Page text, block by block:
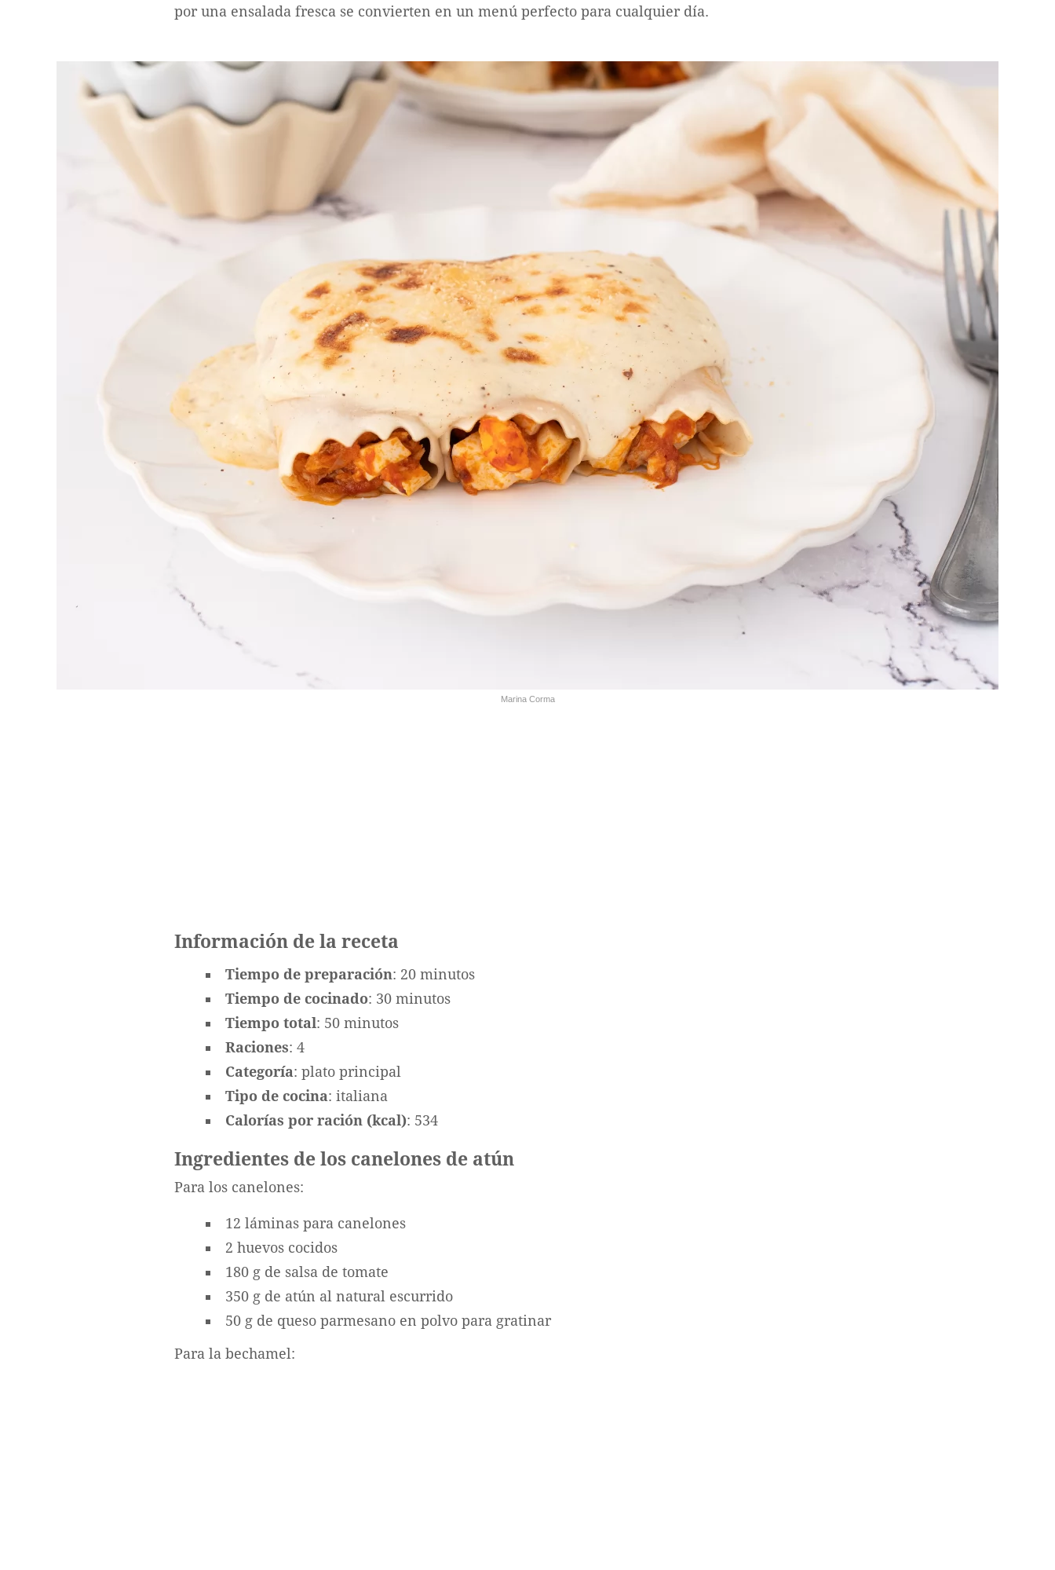
por una ensalada fresca se convierten en un menú perfecto para cualquier día.
Marina Corma
Información de la receta
Tiempo de preparación: 20 minutos
Tiempo de cocinado: 30 minutos
Tiempo total: 50 minutos
Raciones: 4
Categoría: plato principal
Tipo de cocina: italiana
Calorías por ración (kcal): 534
Ingredientes de los canelones de atún
Para los canelones:
12 láminas para canelones
2 huevos cocidos
180 g de salsa de tomate
350 g de atún al natural escurrido
50 g de queso parmesano en polvo para gratinar
Para la bechamel: